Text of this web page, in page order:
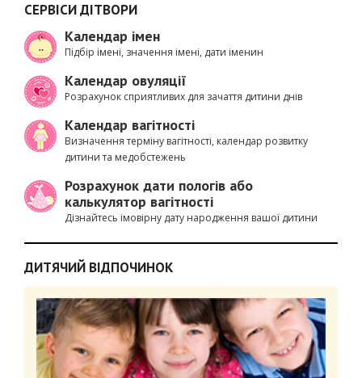
СЕРВІСИ ДІТВОРИ
Календар імен
Підбір імені, значення імені, дати іменин
Календар овуляції
Розрахунок сприятливих для зачаття дитини днів
Календар вагітності
Визначення терміну вагітності, календар розвитку
дитини та медобстежень
Розрахунок дати пологів або
калькулятор вагітності
Дізнайтесь імовірну дату народження вашої дитини
ДИТЯЧИЙ ВІДПОЧИНОК